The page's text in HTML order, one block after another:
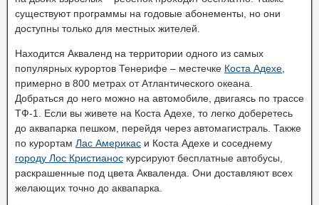
существуют программы на годовые абонементы, но они
доступны только для местных жителей.
Находится Акваленд на территории одного из самых
популярных курортов Тенерифе – местечке Коста Адехе
примерно в 800 метрах от Атлантического океана.
Добраться до него можно на автомобиле, двигаясь по трассе
ТФ-1. Если вы живете на Коста Адехе, то легко доберетесь
до аквапарка пешком, перейдя через автомагистраль. Также
по курортам Лас Америкас и Коста Адехе и соседнему
городу Лос Кристианос курсируют бесплатные автобусы,
раскрашенные под цвета Акваленда. Они доставляют всех
желающих точно до аквапарка.